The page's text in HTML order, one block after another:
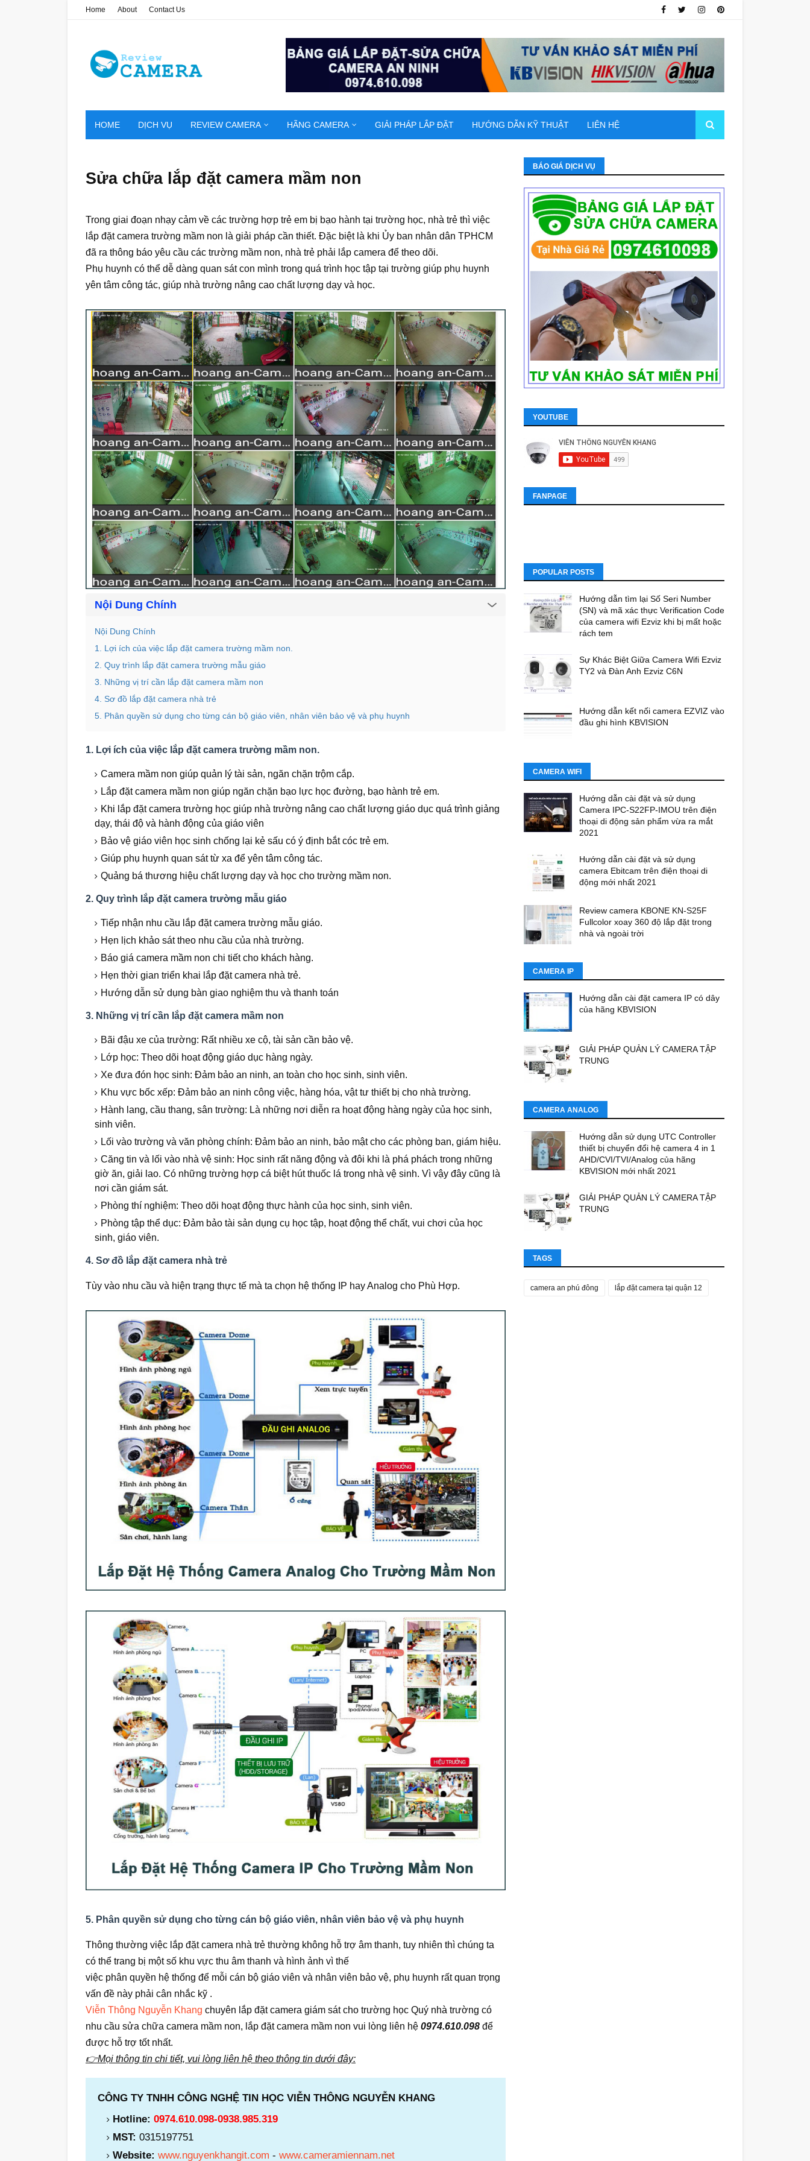
Home About Contact Us
HOME DỊCH VỤ REVIEW CAMERA HÃNG CAMERA GIẢI PHÁP LẮP ĐẶT HƯỚNG DẪN KỸ THUẬT LIÊN HỆ
Sửa chữa lắp đặt camera mầm non
Trong giai đoạn nhạy cảm về các trường hợp trẻ em bị bạo hành tại trường học, nhà trẻ thì việc
lắp đặt camera trường mầm non là giải pháp cần thiết. Đặc biệt là khi Ủy ban nhân dân TPHCM
đã ra thông báo yêu cầu các trường mầm non, nhà trẻ phải lắp camera để theo dõi.
Phụ huynh có thể dễ dàng quan sát con mình trong quá trình học tập tại trường giúp phụ huynh
yên tâm công tác, giúp nhà trường nâng cao chất lượng dạy và học.
Nội Dung Chính
Nội Dung Chính
1. Lợi ích của việc lắp đặt camera trường mầm non.
2. Quy trình lắp đặt camera trường mẫu giáo
3. Những vị trí cần lắp đặt camera mầm non
4. Sơ đồ lắp đặt camera nhà trẻ
5. Phân quyền sử dụng cho từng cán bộ giáo viên, nhân viên bảo vệ và phụ huynh
1. Lợi ích của việc lắp đặt camera trường mầm non.
Camera mầm non giúp quản lý tài sản, ngăn chặn trộm cắp.
Lắp đặt camera mầm non giúp ngăn chặn bạo lực học đường, bạo hành trẻ em.
Khi lắp đặt camera trường học giúp nhà trường nâng cao chất lượng giáo dục quá trình giảng
dạy, thái độ và hành động của giáo viên
Bảo vệ giáo viên học sinh chống lại kẻ sấu có ý định bắt cóc trẻ em.
Giúp phụ huynh quan sát từ xa để yên tâm công tác.
Quảng bá thương hiệu chất lượng dạy và học cho trường mầm non.
2. Quy trình lắp đặt camera trường mẫu giáo
Tiếp nhận nhu cầu lắp đặt camera trường mẫu giáo.
Hẹn lịch khảo sát theo nhu cầu của nhà trường.
Báo giá camera mầm non chi tiết cho khách hàng.
Hẹn thời gian triển khai lắp đặt camera nhà trẻ.
Hướng dẫn sử dụng bàn giao nghiệm thu và thanh toán
3. Những vị trí cần lắp đặt camera mầm non
Bãi đậu xe của trường: Rất nhiều xe cộ, tài sản cần bảo vệ.
Lớp học: Theo dõi hoạt động giáo dục hàng ngày.
Xe đưa đón học sinh: Đảm bảo an ninh, an toàn cho học sinh, sinh viên.
Khu vực bốc xếp: Đảm bảo an ninh công việc, hàng hóa, vật tư thiết bị cho nhà trường.
Hành lang, cầu thang, sân trường: Là những nơi diễn ra hoạt động hàng ngày của học sinh,
sinh viên.
Lối vào trường và văn phòng chính: Đảm bảo an ninh, bảo mật cho các phòng ban, giám hiệu.
Căng tin và lối vào nhà vệ sinh: Học sinh rất năng động và đôi khi là phá phách trong những
giờ ăn, giải lao. Có những trường hợp cá biệt hút thuốc lá trong nhà vệ sinh. Vì vậy đây cũng là
nơi cần giám sát.
Phòng thí nghiệm: Theo dõi hoạt động thực hành của học sinh, sinh viên.
Phòng tập thể dục: Đảm bảo tài sản dụng cụ học tập, hoạt động thể chất, vui chơi của học
sinh, giáo viên.
4. Sơ đồ lắp đặt camera nhà trẻ
Tùy vào nhu cầu và hiện trạng thực tế mà ta chọn hệ thống IP hay Analog cho Phù Hợp.
5. Phân quyền sử dụng cho từng cán bộ giáo viên, nhân viên bảo vệ và phụ huynh
Thông thường việc lắp đặt camera nhà trẻ thường không hỗ trợ âm thanh, tuy nhiên thì chúng ta
có thể trang bị một số khu vực thu âm thanh và hình ảnh vì thế
việc phân quyền hệ thống để mỗi cán bộ giáo viên và nhân viên bảo vệ, phụ huynh rất quan trọng
vấn đề này phải cân nhắc kỹ .
Viễn Thông Nguyễn Khang chuyên lắp đặt camera giám sát cho trường học Quý nhà trường có
nhu cầu sửa chữa camera mầm non, lắp đặt camera mầm non vui lòng liên hệ 0974.610.098 để
được hỗ trợ tốt nhất.
👉Mọi thông tin chi tiết, vui lòng liên hệ theo thông tin dưới đây:
CÔNG TY TNHH CÔNG NGHỆ TIN HỌC VIỄN THÔNG NGUYỄN KHANG
Hotline: 0974.610.098-0938.985.319
MST: 0315197751
Website: www.nguyenkhangit.com - www.cameramiennam.net
BÁO GIÁ DỊCH VỤ
YOUTUBE
FANPAGE
POPULAR POSTS
Hướng dẫn tìm lại Số Seri Number
(SN) và mã xác thực Verification Code
của camera wifi Ezviz khi bị mất hoặc
rách tem
Sự Khác Biệt Giữa Camera Wifi Ezviz
TY2 và Đàn Anh Ezviz C6N
Hướng dẫn kết nối camera EZVIZ vào
đầu ghi hình KBVISION
CAMERA WIFI
Hướng dẫn cài đặt và sử dụng
Camera IPC-S22FP-IMOU trên điện
thoại di động sản phẩm vừa ra mắt
2021
Hướng dẫn cài đặt và sử dụng
camera Ebitcam trên điện thoại di
động mới nhất 2021
Review camera KBONE KN-S25F
Fullcolor xoay 360 độ lắp đặt trong
nhà và ngoài trời
CAMERA IP
Hướng dẫn cài đặt camera IP có dây
của hãng KBVISION
GIẢI PHÁP QUẢN LÝ CAMERA TẬP
TRUNG
CAMERA ANALOG
Hướng dẫn sử dụng UTC Controller
thiết bị chuyển đổi hệ camera 4 in 1
AHD/CVI/TVI/Analog của hãng
KBVISION mới nhất 2021
GIẢI PHÁP QUẢN LÝ CAMERA TẬP
TRUNG
TAGS
camera an phú đông lắp đặt camera tại quận 12